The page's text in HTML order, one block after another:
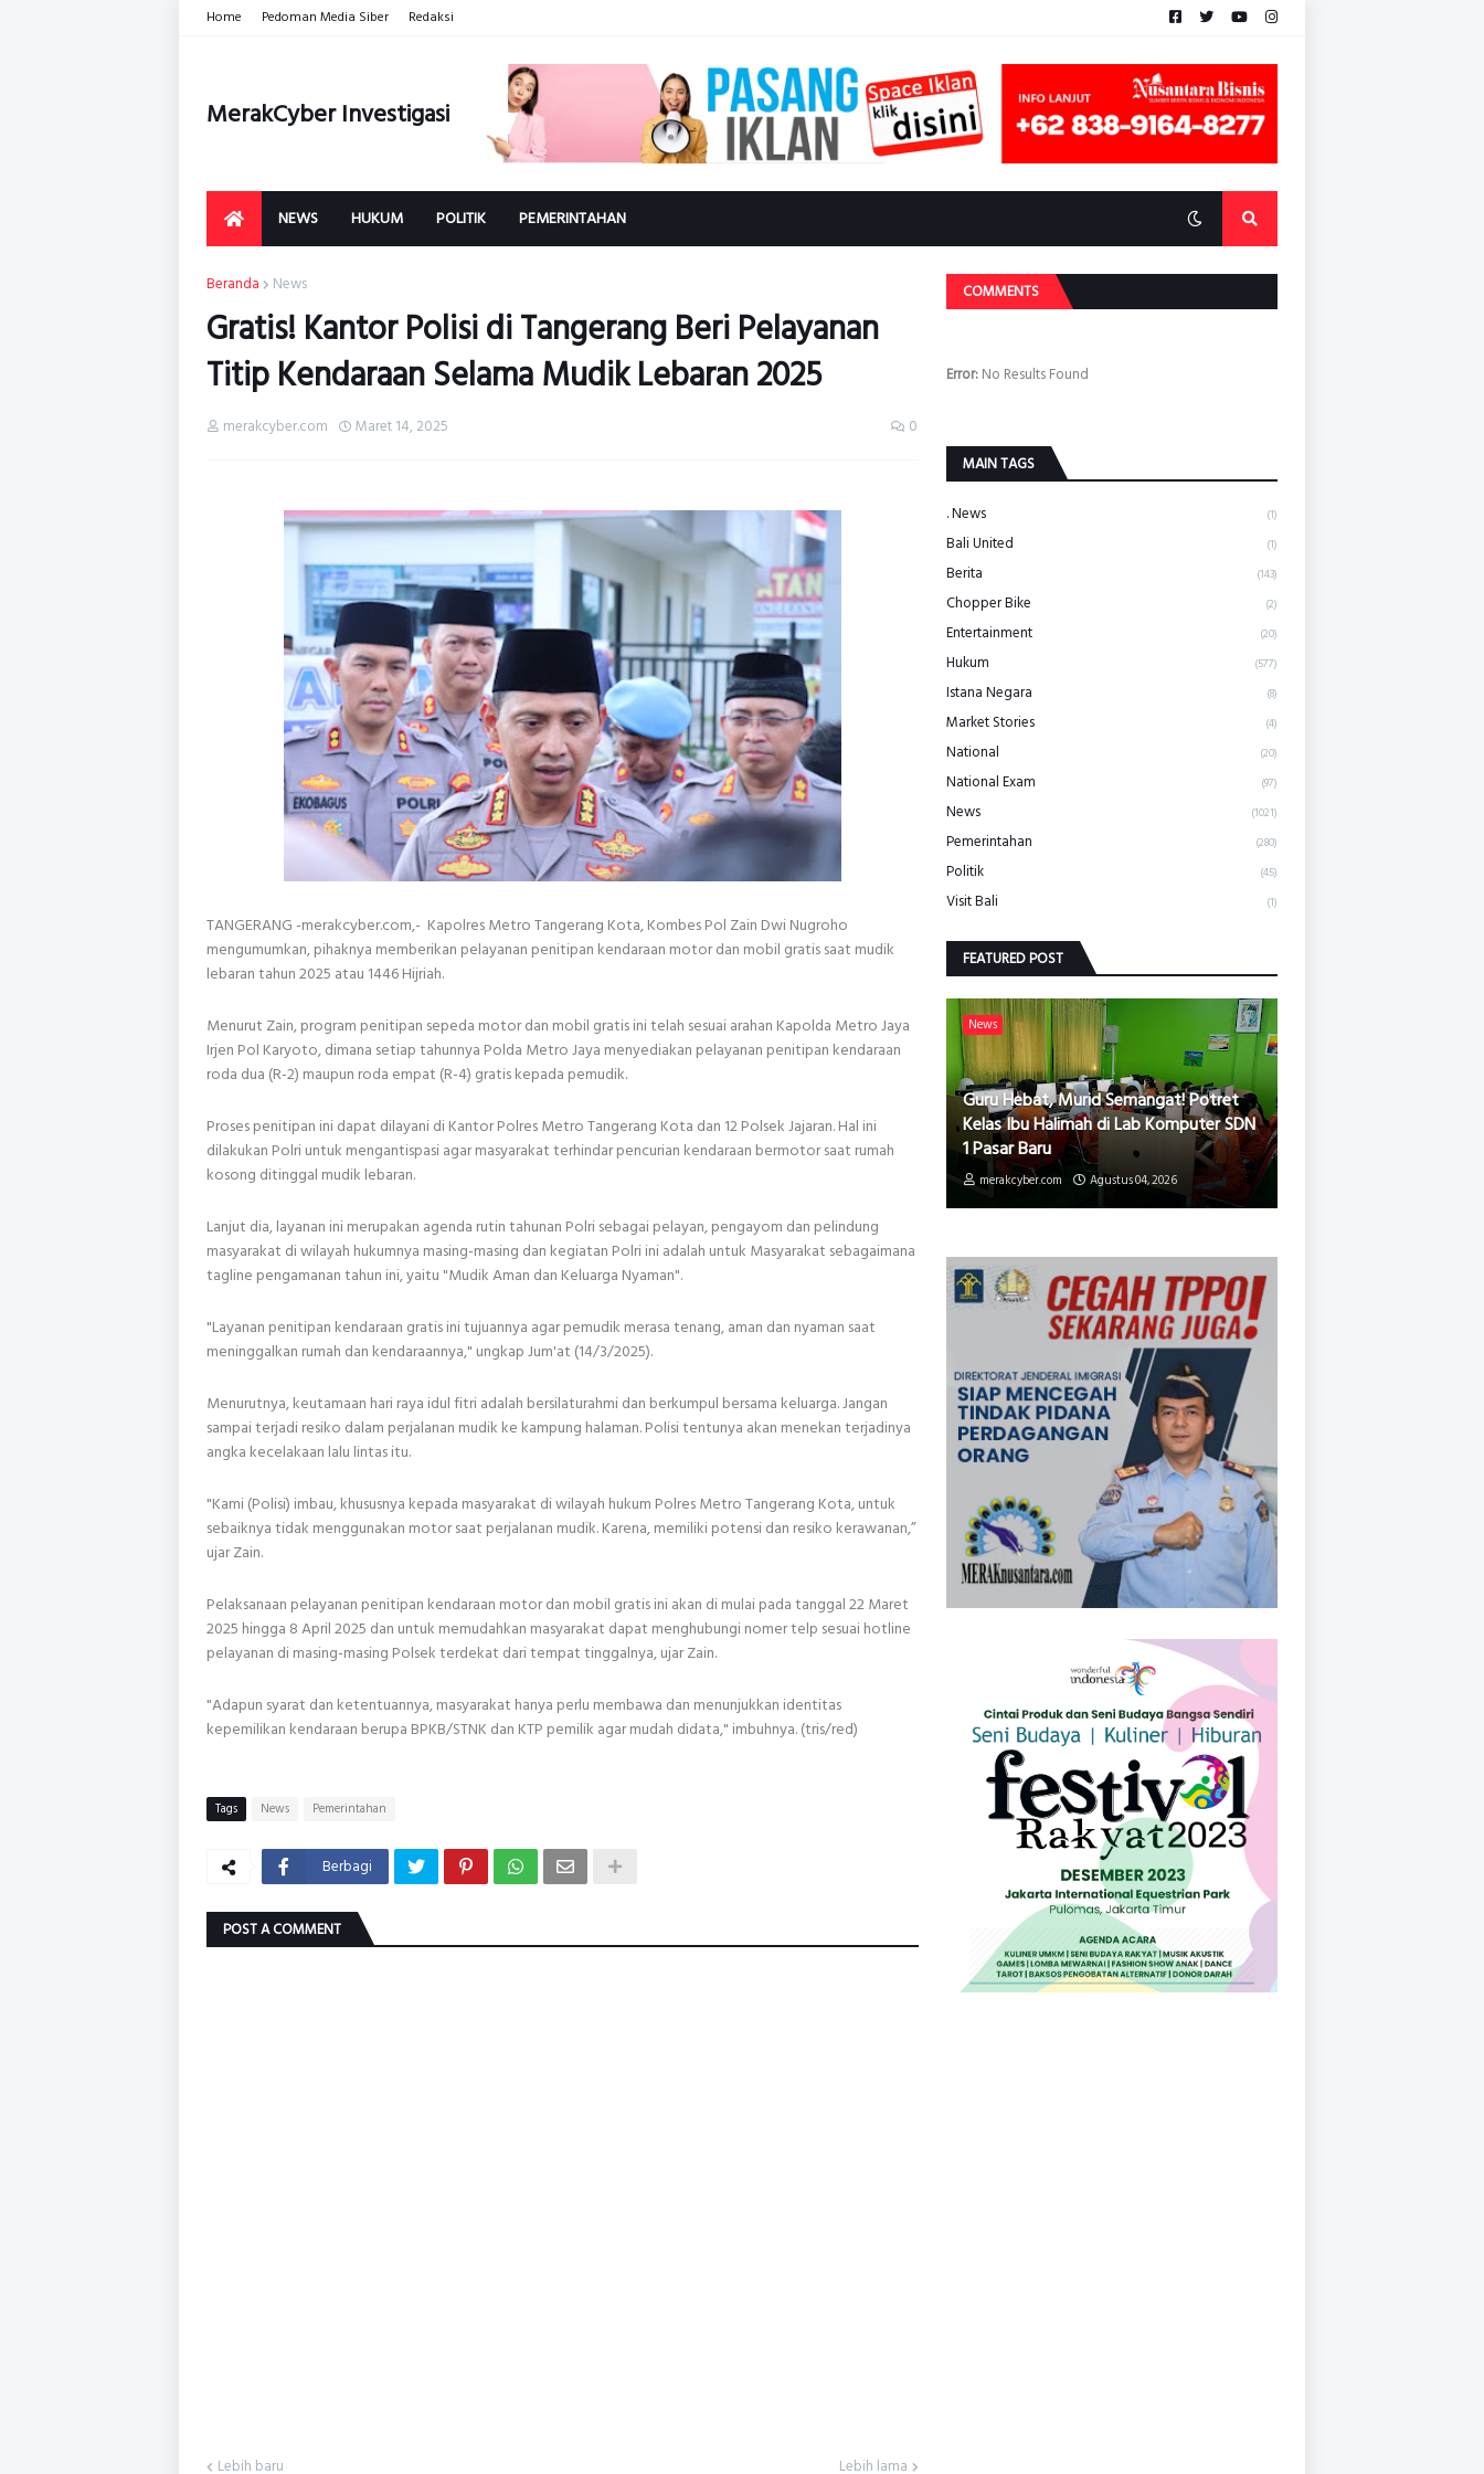
Home Pedoman Media Siber Redaksi
MerakCyber Investigasi
NEWS HUKUM POLITIK PEMERINTAHAN
Beranda News
Gratis! Kantor Polisi di Tangerang Beri Pelayanan
Titip Kendaraan Selama Mudik Lebaran 2025
merakcyber.com Maret 14, 2025 0
TANGERANG -merakcyber.com,- Kapolres Metro Tangerang Kota, Kombes Pol Zain Dwi Nugroho
mengumumkan, pihaknya memberikan pelayanan penitipan kendaraan motor dan mobil gratis saat mudik
lebaran tahun 2025 atau 1446 Hijriah.
Menurut Zain, program penitipan sepeda motor dan mobil gratis ini telah sesuai arahan Kapolda Metro Jaya
Irjen Pol Karyoto, dimana setiap tahunnya Polda Metro Jaya menyediakan pelayanan penitipan kendaraan
roda dua (R-2) maupun roda empat (R-4) gratis kepada pemudik.
Proses penitipan ini dapat dilayani di Kantor Polres Metro Tangerang Kota dan 12 Polsek Jajaran. Hal ini
dilakukan Polri untuk mengantispasi agar masyarakat terhindar pencurian kendaraan bermotor saat rumah
kosong ditinggal mudik lebaran.
Lanjut dia, layanan ini merupakan agenda rutin tahunan Polri sebagai pelayan, pengayom dan pelindung
masyarakat di wilayah hukumnya masing-masing dan kegiatan Polri ini adalah untuk Masyarakat sebagaimana
tagline pengamanan tahun ini, yaitu "Mudik Aman dan Keluarga Nyaman".
"Layanan penitipan kendaraan gratis ini tujuannya agar pemudik merasa tenang, aman dan nyaman saat
meninggalkan rumah dan kendaraannya," ungkap Jum'at (14/3/2025).
Menurutnya, keutamaan hari raya idul fitri adalah bersilaturahmi dan berkumpul bersama keluarga. Jangan
sampai terjadi resiko dalam perjalanan mudik ke kampung halaman. Polisi tentunya akan menekan terjadinya
angka kecelakaan lalu lintas itu.
"Kami (Polisi) imbau, khususnya kepada masyarakat di wilayah hukum Polres Metro Tangerang Kota, untuk
sebaiknya tidak menggunakan motor saat perjalanan mudik. Karena, memiliki potensi dan resiko kerawanan,”
ujar Zain.
Pelaksanaan pelayanan penitipan kendaraan motor dan mobil gratis ini akan di mulai pada tanggal 22 Maret
2025 hingga 8 April 2025 dan untuk memudahkan masyarakat dapat menghubungi nomer telp sesuai hotline
pelayanan di masing-masing Polsek terdekat dari tempat tinggalnya, ujar Zain.
"Adapun syarat dan ketentuannya, masyarakat hanya perlu membawa dan menunjukkan identitas
kepemilikan kendaraan berupa BPKB/STNK dan KTP pemilik agar mudah didata," imbuhnya. (tris/red)
Tags News Pemerintahan
Berbagi
POST A COMMENT
Lebih baru Lebih lama
COMMENTS
Error:No Results Found
MAIN TAGS
. News (1)
Bali United (1)
Berita (143)
Chopper Bike (2)
Entertainment (20)
Hukum (577)
Istana Negara (8)
Market Stories (4)
National (20)
National Exam (97)
News (1021)
Pemerintahan (280)
Politik (45)
Visit Bali (1)
FEATURED POST
News
Guru Hebat, Murid Semangat! Potret
Kelas Ibu Halimah di Lab Komputer SDN
1 Pasar Baru
merakcyber.com Agustus 04, 2026